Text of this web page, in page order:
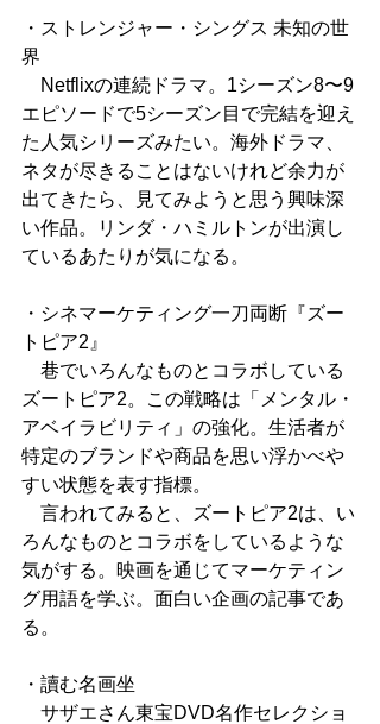
・ストレンジャー・シングス 未知の世
界
Netflixの連続ドラマ。1シーズン8〜9
エピソードで5シーズン目で完結を迎え
た人気シリーズみたい。海外ドラマ、
ネタが尽きることはないけれど余力が
出てきたら、見てみようと思う興味深
い作品。リンダ・ハミルトンが出演し
ているあたりが気になる。
・シネマーケティング一刀両断『ズー
トピア2』
巷でいろんなものとコラボしている
ズートピア2。この戦略は「メンタル・
アベイラビリティ」の強化。生活者が
特定のブランドや商品を思い浮かべや
すい状態を表す指標。
言われてみると、ズートピア2は、い
ろんなものとコラボをしているような
気がする。映画を通じてマーケティン
グ用語を学ぶ。面白い企画の記事であ
る。
・讀む名画坐
サザエさん東宝DVD名作セレクショ